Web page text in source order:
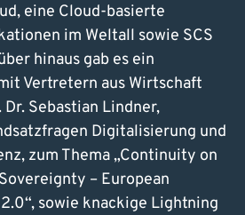
eine Cloud-basierte
im Weltall sowie SCS
hinaus gab es ein
Vertretern aus Wirtschaft
Sebastian Lindner,
Digitalisierung und
zum Thema „Continuity on
– European
sowie knackige Lightning